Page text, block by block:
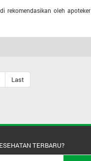
rekomendasikan oleh
Last
TERBARU?